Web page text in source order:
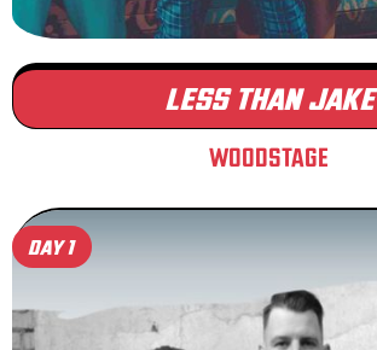
LESS THAN JAKE
WOODSTAGE
DAY 1